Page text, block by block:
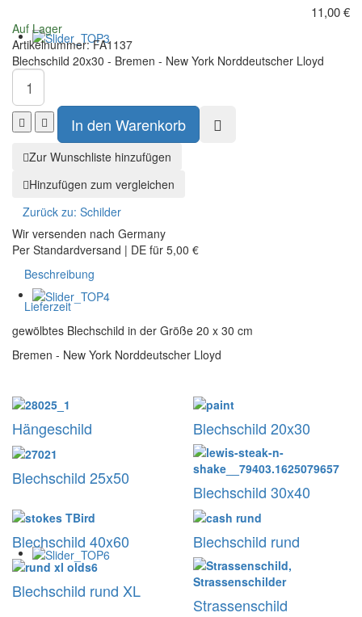
11,00 €
Auf Lager
Artikelnummer:FA1137
Blechschild 20x30 - Bremen - New York Norddeutscher Lloyd
Zur Wunschliste hinzufügen
Hinzufügen zum vergleichen
Zurück zu: Schilder
Wir versenden nach Germany
Per Standardversand | DE für 5,00 €
Beschreibung
Lieferzeit
gewölbtes Blechschild in der Größe 20 x 30 cm
Bremen - New York Norddeutscher Lloyd
Hängeschild Blechschild 20x30
Blechschild 25x50
Blechschild 30x40
Blechschild 40x60 Blechschild rund
Blechschild rund XL
Strassenschild